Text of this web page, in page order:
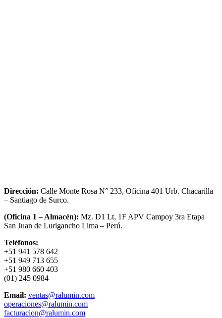
Dirección: Calle Monte Rosa N° 233, Oficina 401 Urb. Chacarilla
– Santiago de Surco.
(Oficina 1 – Almacén): Mz. D1 Lt, 1F APV Campoy 3ra Etapa
San Juan de Lurigancho Lima – Perú.
Teléfonos:
+51 941 578 642
+51 949 713 655
+51 980 660 403
(01) 245 0984
Email: ventas@ralumin.com
operaciones@ralumin.com
facturacion@ralumin.com